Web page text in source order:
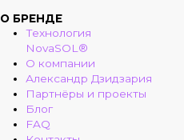
О БРЕНДЕ
Технология
NovaSOL®
О компании
Александр Дзидзария
Партнёры и проекты
Блог
FAQ